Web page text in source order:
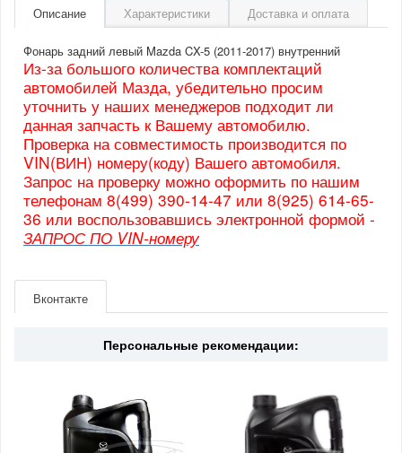
Описание Характеристики Доставка и оплата
Фонарь задний левый Mazda CX-5 (2011-2017) внутренний
Из-за большого количества комплектаций
автомобилей Мазда, убедительно просим
уточнить у наших менеджеров подходит ли
данная запчасть к Вашему автомобилю.
Проверка на совместимость производится по
VIN(ВИН) номеру(коду) Вашего автомобиля.
Запрос на проверку можно оформить по нашим
телефонам 8(499) 390-14-47 или 8(925) 614-65-
36 или воспользовавшись электронной формой -
ЗАПРОС ПО VIN-номеру
Страна Япония
Вконтакте
Персональные рекомендации: